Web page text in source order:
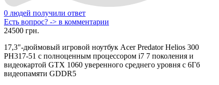
0 людей получили ответ
Есть вопрос? -> в комментарии
24500 грн.
17,3"-дюймовый игровой ноутбук Acer Predator Helios 300
PH317-51 с полноценным процессором i7 7 поколения и
видеокартой GTX 1060 уверенного среднего уровня с 6Гб
видеопамяти GDDR5